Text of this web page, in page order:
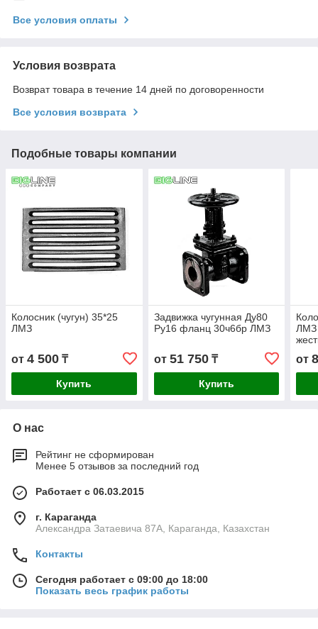
Все условия оплаты
Условия возврата
Возврат товара в течение 14 дней по договоренности
Все условия возврата
Подобные товары компании
Колосник (чугун) 35*25
ЛМЗ
от 4 500 ₸
Купить
Задвижка чугунная Ду80
Ру16 фланц 30ч6бр ЛМЗ
от 51 750₸
Купить
ЛМЗ
от
О нас
Рейтинг не сформирован
Менее 5 отзывов за последний год
Работает с 06.03.2015
г. Караганда
Александра Затаевича 87А, Караганда, Казахстан
Контакты
Сегодня работает с 09:00 до 18:00
Показать весь график работы